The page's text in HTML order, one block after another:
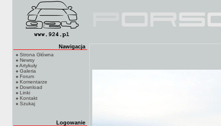
Nawigacja
Strona Główna
Newsy
Artykuły
Galeria
Forum
Komentarze
Download
Linki
Kontakt
Szukaj
Logowanie